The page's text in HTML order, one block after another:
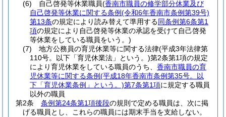
(6)
自己啓発等休業職員(香南市職員の修学部分休業及び
自己啓発等休業に関する条例(令和6年香南市条例第39号)
第13条の規定により読み替えて準用する同条例第6条第1
項の規定により自己啓発等休業の承認を受けて自己啓発
等休業をしている職員をいう。)
(7)
地方公務員の育児休業等に関する法律(平成3年法律第
110号。以下「育児休業法」という。)第2条第1項の規定
により育児休業をしている職員のうち、 香南市職員の育
児休業等に関する条例(平成18年香南市条例第35号。以
下「育児休業条例」という。)第7条第1項に規定する職員
以外の職員
第2条
条例第24条第1項後段の規則で定める職員は、次に掲
げる職員とし、これらの職員には期末手当を支給しない。